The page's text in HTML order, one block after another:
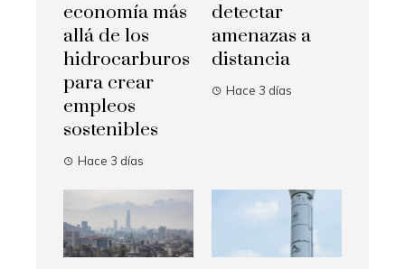
economía más
allá de los
hidrocarburos
para crear
empleos
sostenibles
Hace 3 días
detectar
amenazas a
distancia
Hace 3 días